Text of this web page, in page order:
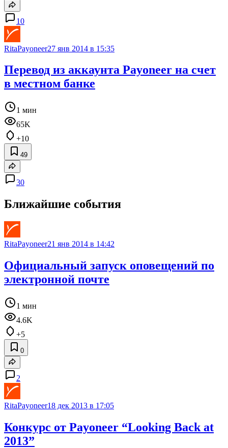
10
RitaPayoneer27 янв 2014 в 15:35
Перевод из аккаунта Payoneer на счет
в местном банке
1 мин
65K
+10
49
30
Ближайшие события
RitaPayoneer21 янв 2014 в 14:42
Официальный запуск оповещений по
электронной почте
1 мин
4.6K
+5
0
2
RitaPayoneer18 дек 2013 в 17:05
Конкурс от Payoneer “Looking Back at
2013”